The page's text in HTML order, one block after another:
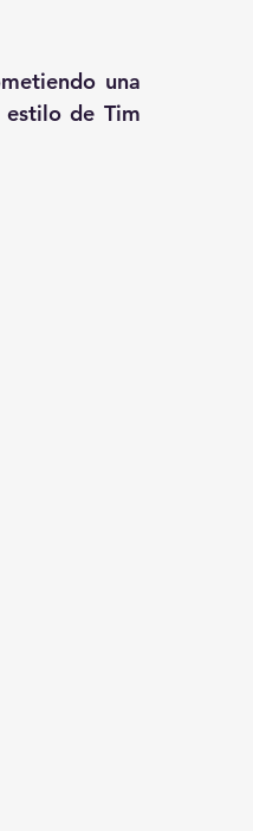
una
estilo de Tim